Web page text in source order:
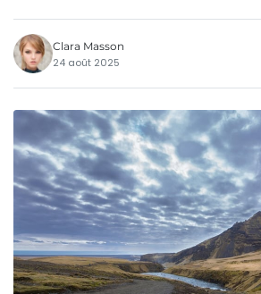
Clara Masson
24 août 2025